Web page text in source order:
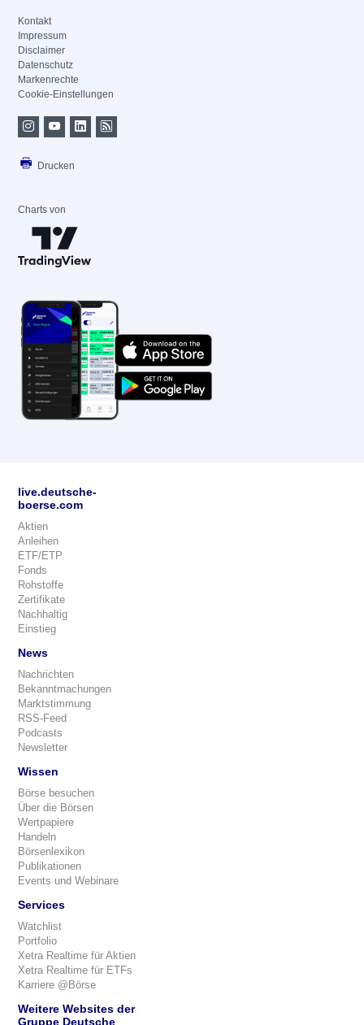
Kontakt
Impressum
Disclaimer
Datenschutz
Markenrechte
Cookie-Einstellungen
Drucken
Charts von
live.deutsche-
boerse.com
Aktien
Anleihen
ETF/ETP
Fonds
Rohstoffe
Zertifikate
Nachhaltig
Einstieg
News
Nachrichten
Bekanntmachungen
Marktstimmung
RSS-Feed
Podcasts
Newsletter
Wissen
Börse besuchen
Über die Börsen
Wertpapiere
Handeln
Börsenlexikon
Publikationen
Events und Webinare
Services
Watchlist
Portfolio
Xetra Realtime für Aktien
Xetra Realtime für ETFs
Karriere @Börse
Weitere Websites der
Gruppe Deutsche